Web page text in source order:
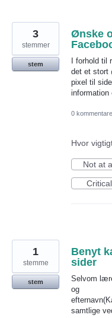
Ønske
I forhold
det et stort
pixel til
information
3
stemmer
stem
0
Hvor
Not at
Critical
Benyt
sider
Selvom
og
samtlige
1
stemme
stem